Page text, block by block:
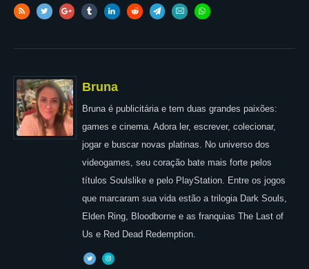
Bruna
Bruna é publicitária e tem duas grandes paixões:
games e cinema. Adora ler, escrever, colecionar,
jogar e buscar novas platinas. No universo dos
videogames, seu coração bate mais forte pelos
títulos Soulslike e pelo PlayStation. Entre os jogos
que marcaram sua vida estão a trilogia Dark Souls,
Elden Ring, Bloodborne e as franquias The Last of
Us e Red Dead Redemption.